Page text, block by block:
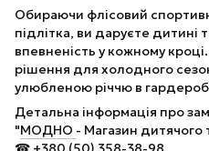
Обираючи флісовий
підлітка, ви даруєте дитині
впевненість у кожному
рішення для холодного
улюбленою річчю в
Детальна інформація про
"МОДНО - Магазин дитячого